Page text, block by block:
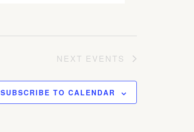
NEXT EVENTS
SUBSCRIBE TO CALENDAR